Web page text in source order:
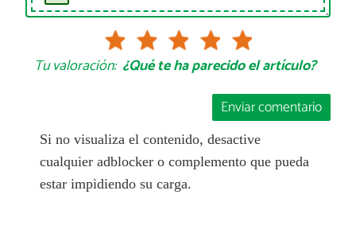
Tu valoración: ¿Qué te ha parecido el artículo?
Enviar comentario
Si no visualiza el contenido, desactive
cualquier adblocker o complemento que pueda
estar impidiendo su carga.